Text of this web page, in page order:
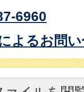
6960
よるお問